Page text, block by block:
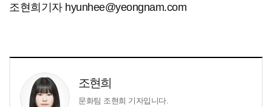
조현희기자 hyunhee@yeongnam.com
조현희
문화팀 조현희 기자입니다.